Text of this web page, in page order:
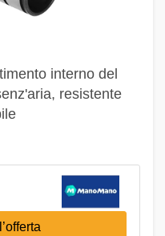
interno del
resistente